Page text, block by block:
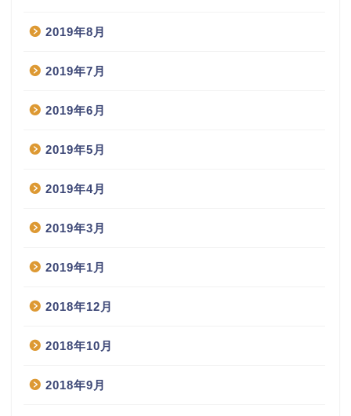
2019年8月
2019年7月
2019年6月
2019年5月
2019年4月
2019年3月
2019年1月
2018年12月
2018年10月
2018年9月